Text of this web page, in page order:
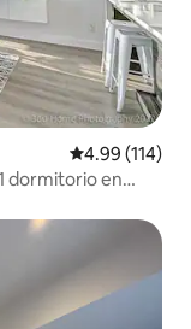
Calificación
4.99 (114)
dormitorio en